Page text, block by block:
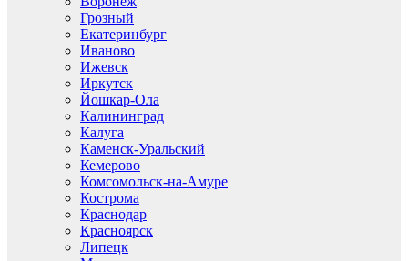
Грозный
Екатеринбург
Иваново
Ижевск
Иркутск
Йошкар-Ола
Калининград
Калуга
Каменск-Уральский
Кемерово
Комсомольск-на-Амуре
Кострома
Краснодар
Красноярск
Липецк